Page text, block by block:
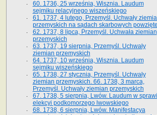
60. 1736, 25 września, Wisznia. Laudum
sejmiku relacyjnego wiszeńskiego
61. 1737, 4 lutego, Przemyśl. Uchwały
przemyskich na sądach skarbowych powzięte
62. 1737, 8 lipca, Przemyśl. Uchwała ziemian
przemyskich
63. 1737, 19 sierpnia, Przemyśl. Uchwały
ziemian przemyskich
64. 1737, 10 września, Wisznia. Laudum
sejmiku wiszeńskiego
65. 1738, 27 stycznia, Przemyśl. Uchwały
ziemian przemyskich­­. 66. 1738, 3 marca,
Przemyśl. Uchwały ziemian przemyskich­
67. 1738, 5 sierpnia, Lwów. Laudum w
elekcyi podkomorzego lwowskiego
68. 1738, 6 sierpnia, Lwów. Manifestacya